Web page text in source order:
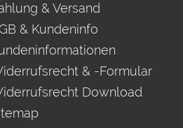
& Versand
& Kundeninfo
& -Formular
Download